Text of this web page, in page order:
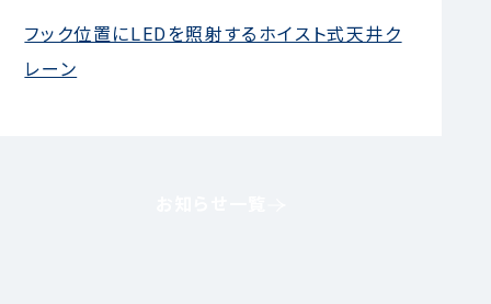
フック位置にLEDを照射するホイスト式天井ク
レーン